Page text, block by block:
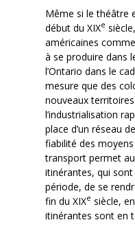
Même si le théâtre
début du XIXe
américaines
à se produire dans
l’Ontario dans le
mesure que des
nouveaux
l’industrialisation
place d’un réseau
fiabilité des
transport permet
itinérantes, qui
période, de se
fin du XIXe siècle,
itinérantes sont en